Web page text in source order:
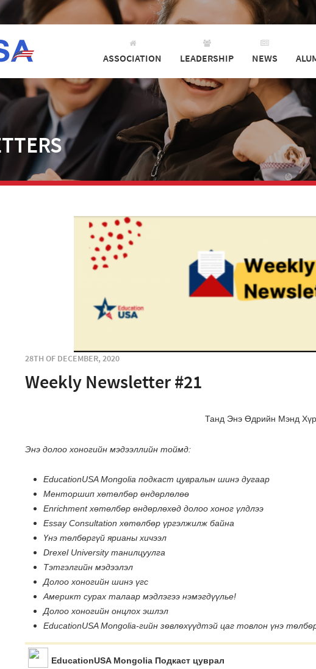
ASSOCIATION LEADERSHIP NEWS
28TH OF DECEMBER, 2020
Weekly Newsletter #21
Танд Энэ Өдрийн Мэнд
Энэ долоо хоногийн мэдээллийн тоймд:
EducationUSA Mongolia подкаст цувралын шинэ дугаар
Менторшип хөтөлбөр өндөрлөлөө
Enrichment хөтөлбөр өндөрлөхөд долоо хоног үлдлээ
Essay Consultation хөтөлбөр үргэлжилж байна
Үнэ төлбөргүй ярианы хичээл
Drexel University танилцуулга
Тэтгэлгийн мэдээлэл
Долоо хоногийн шинэ үгс
Америкт сурах талаар мэдлэгээ нэмэгдүүлье!
Долоо хоногийн онцлох эшлэл
EducationUSA Mongolia-гийн зѳвлѳхүүдтэй цаг товлон үнэ
EducationUSA Mongolia Подкаст цуврал